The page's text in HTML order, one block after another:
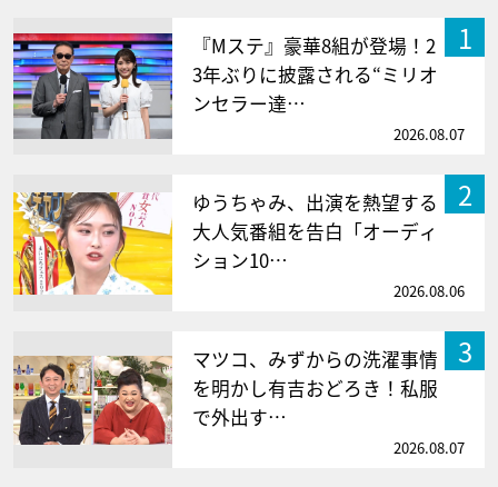
1
『Mステ』豪華8組が登場！2
3年ぶりに披露される“ミリオ
ンセラー達…
2026.08.07
2
ゆうちゃみ、出演を熱望する
大人気番組を告白「オーディ
ション10…
2026.08.06
3
マツコ、みずからの洗濯事情
を明かし有吉おどろき！私服
で外出す…
2026.08.07